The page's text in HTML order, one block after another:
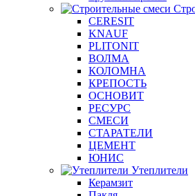
CERESIT
KNAUF
PLITONIT
ВОЛМА
КОЛОМНА
КРЕПОСТЬ
ОСНОВИТ
РЕСУРС
СМЕСИ
СТАРАТЕЛИ
ЦЕМЕНТ
ЮНИС
Утеплители
Керамзит